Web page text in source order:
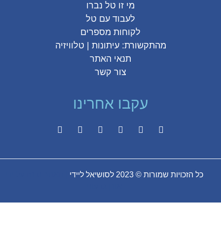
מי זו טל נברו
לעבוד עם טל
לקוחות מספרים
מהתקשורת:עיתונות|טלוויזיה
תנאי האתר
צור קשר
עקבו אחרינו
כל הזכויות שמורות © 2023 לסושיאל ליידי
| האתר נבנה על ידי